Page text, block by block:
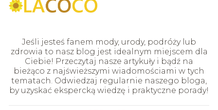
Jeśli jesteś fanem mody, urody, podróży lub
zdrowia to nasz blog jest idealnym miejscem dla
Ciebie! Przeczytaj nasze artykuły i bądź na
bieżąco z najświeższymi wiadomościami w tych
tematach. Odwiedzaj regularnie naszego bloga,
by uzyskać ekspercką wiedzę i praktyczne porady!